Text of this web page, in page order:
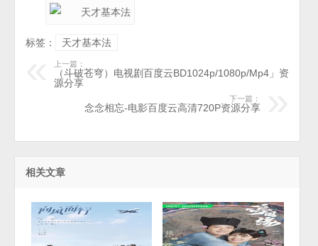
标签： 天才基本法
上一篇：
（斗破苍穹）电视剧百度云BD1024p/1080p/Mp4」资
源分享
下一篇：
念念相忘-电影百度云高清720P资源分享
相关文章